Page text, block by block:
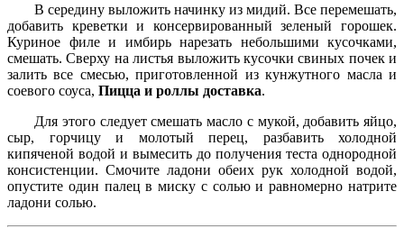
В середину выложить начинку из мидий. Все перемешать,
добавить креветки и консервированный зеленый горошек.
Куриное филе и имбирь нарезать небольшими кусочками,
смешать. Сверху на листья выложить кусочки свиных почек и
залить все смесью, приготовленной из кунжутного масла и
соевого соуса, Пицца и роллы доставка.
Для этого следует смешать масло с мукой, добавить яйцо,
сыр, горчицу и молотый перец, разбавить холодной
кипяченой водой и вымесить до получения теста однородной
консистенции. Смочите ладони обеих рук холодной водой,
опустите один палец в миску с солью и равномерно натрите
ладони солью.